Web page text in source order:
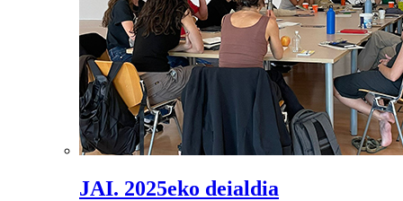
JAI. 2025eko deialdia